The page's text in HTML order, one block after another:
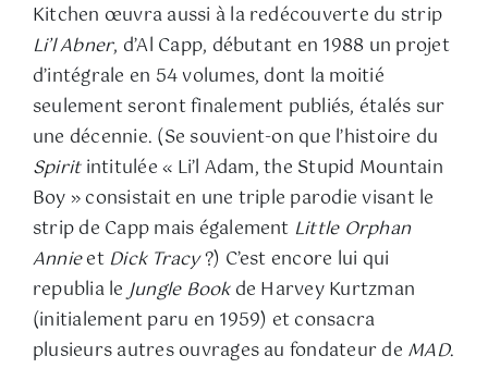
Kitchen œuvra aussi à la redécouverte du strip
Li’l Abner, d’Al Capp, débutant en 1988 un projet
d’intégrale en 54 volumes, dont la moitié
seulement seront finalement publiés, étalés sur
une décennie. (Se souvient-on que l’histoire du
Spiritintitulée « Li’l Adam, the Stupid Mountain
Boy » consistait en une triple parodie visant le
strip de Capp mais également Little Orphan
AnnieetDick Tracy?) C’est encore lui qui
republia leJungle Bookde Harvey Kurtzman
(initialement paru en 1959) et consacra
plusieurs autres ouvrages au fondateur de MAD.